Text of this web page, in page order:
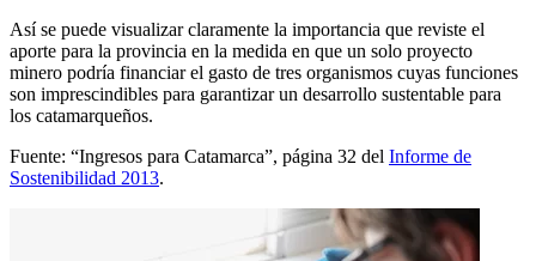
Así se puede visualizar claramente la importancia que reviste el
aporte para la provincia en la medida en que un solo proyecto
minero podría financiar el gasto de tres organismos cuyas funciones
son imprescindibles para garantizar un desarrollo sustentable para
los catamarqueños.
Fuente: “Ingresos para Catamarca”, página 32 del Informe de
Sostenibilidad 2013.